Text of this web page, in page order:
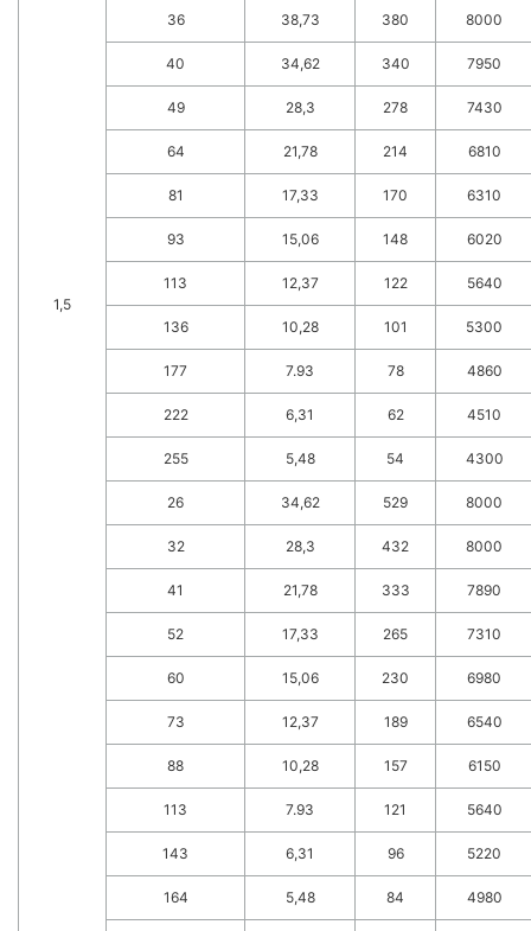
1,5
36 38,73 380 8000
40 34,62 340 7950
49 28,3 278 7430
64 21,78 214 6810
81 17,33 170 6310
93 15,06 148 6020
113 12,37 122 5640
136 10,28 101 5300
177 7.93 78 4860
222 6,31 62 4510
255 5,48 54 4300
26 34,62 529 8000
32 28,3 432 8000
41 21,78 333 7890
52 17,33 265 7310
60 15,06 230 6980
73 12,37 189 6540
88 10,28 157 6150
113 7.93 121 5640
143 6,31 96 5220
164 5,48 84 4980